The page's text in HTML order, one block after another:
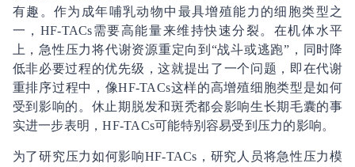
有趣。作为成年哺乳动物中最具增殖能力的细胞类型之
一，HF-TACs需要高能量来维持快速分裂。在机体水平
上，急性压力将代谢资源重定向到“战斗或逃跑”，同时降
低非必要过程的优先级，这就提出了一个问题，即在代谢
重排序过程中，像HF-TACs这样的高增殖细胞类型是如何
受到影响的。休止期脱发和斑秃都会影响生长期毛囊的事
实进一步表明，HF-TACs可能特别容易受到压力的影响。
为了研究压力如何影响HF-TACs，研究人员将急性压力模